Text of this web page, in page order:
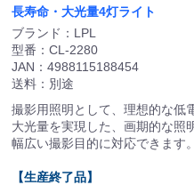
長寿命・大光量4灯ライト
ブランド：LPL
型番：CL-2280
JAN：4988115188454
送料：別途
撮影用照明として、理想的な低
大光量を実現した、画期的な照
幅広い撮影目的に対応できます。
【生産終了品】